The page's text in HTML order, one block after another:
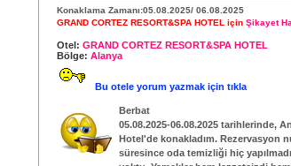
Konaklama Zamanı:05.08.2025/ 06.08.2025
GRAND CORTEZ RESORT&SPA HOTEL için Şikayet
Otel: GRAND CORTEZ RESORT&SPA HOTEL
Bölge: Alanya
Bu otele yorum yazmak için tıkla
Berbat
05.08.2025-06.08.2025 tarihlerinde,
Hotel'de konakladım. Rezervasyon
süresince oda temizliği hiç